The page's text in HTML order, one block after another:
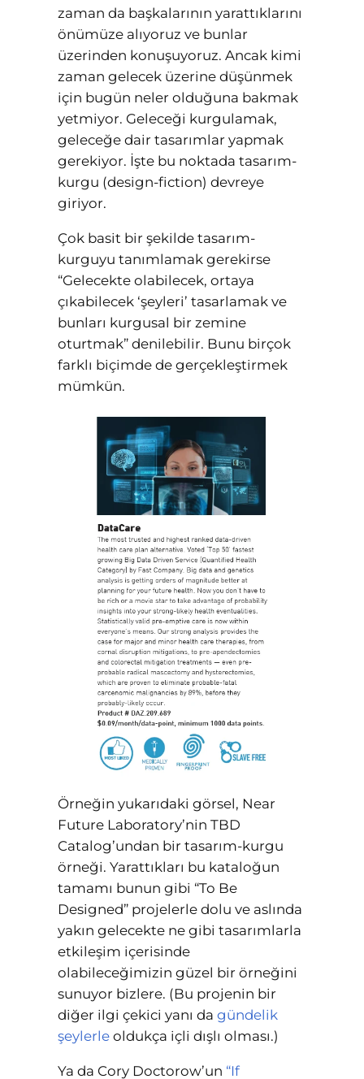
zaman da başkalarının yarattıklarını
önümüze alıyoruz ve bunlar
üzerinden konuşuyoruz. Ancak kimi
zaman gelecek üzerine düşünmek
için bugün neler olduğuna bakmak
yetmiyor. Geleceği kurgulamak,
geleceğe dair tasarımlar yapmak
gerekiyor. İşte bu noktada tasarım-
kurgu (design-fiction) devreye
giriyor.
Çok basit bir şekilde tasarım-
kurguyu tanımlamak gerekirse
“Gelecekte olabilecek, ortaya
çıkabilecek ‘şeyleri’ tasarlamak ve
bunları kurgusal bir zemine
oturtmak” denilebilir. Bunu birçok
farklı biçimde de gerçekleştirmek
mümkün.
Örneğin yukarıdaki görsel, Near
Future Laboratory’nin TBD
Catalog’undan bir tasarım-kurgu
örneği. Yarattıkları bu kataloğun
tamamı bunun gibi “To Be
Designed” projelerle dolu ve aslında
yakın gelecekte ne gibi tasarımlarla
etkileşim içerisinde
olabileceğimizin güzel bir örneğini
sunuyor bizlere. (Bu projenin bir
diğer ilgi çekici yanı da gündelik
şeylerleoldukça içli dışlı olması.)
Ya da Cory Doctorow’un “If